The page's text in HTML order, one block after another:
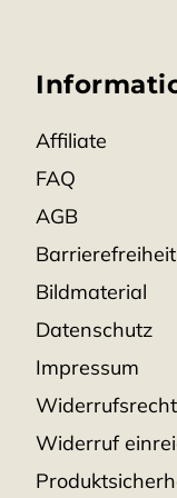
Affiliate
FAQ
AGB
Bildmaterial
Datenschutz
Impressum
Widerrufsrecht
Widerruf